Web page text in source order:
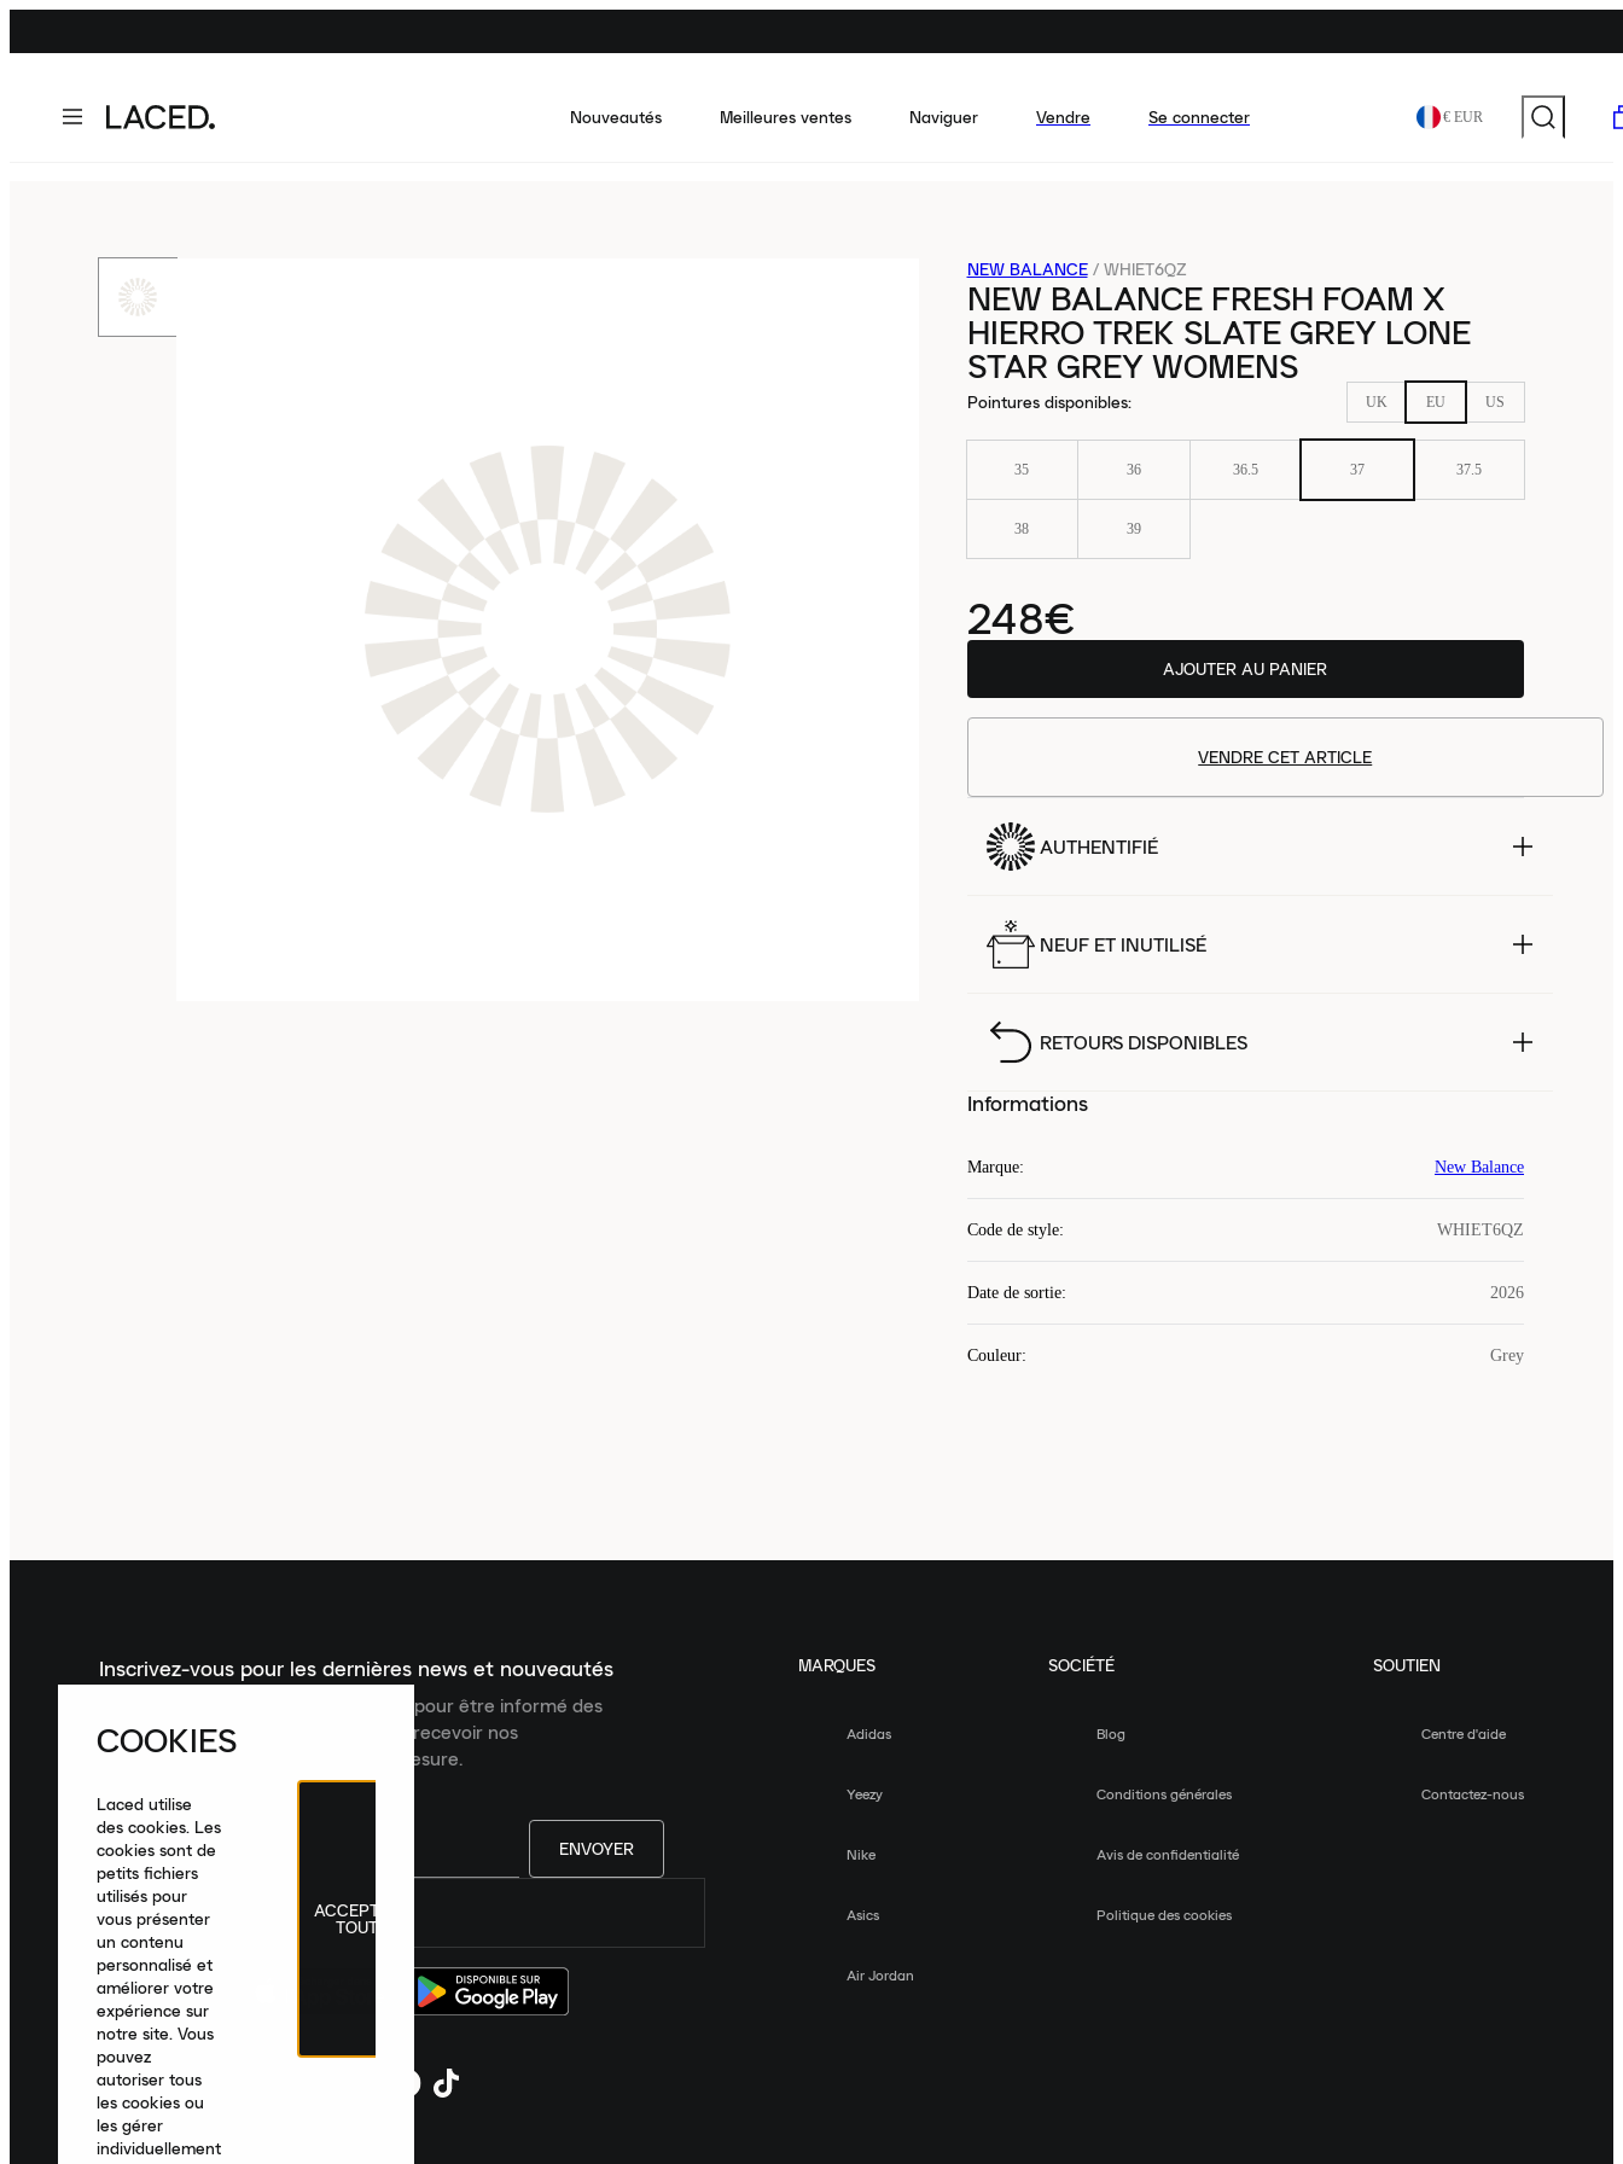
Nouveautés Meilleures ventes Naviguer Vendre Se connecter € EUR
NEW BALANCE / WHIET6QZ
NEW BALANCE FRESH FOAM X
HIERRO TREK SLATE GREY LONE
STAR GREY WOMENS
Pointures disponibles: UK EU US
35 36 36.5 37 37.5
38 39
248€
AJOUTER AU PANIER
VENDRE CET ARTICLE
AUTHENTIFIÉ
NEUF ET INUTILISÉ
RETOURS DISPONIBLES
Informations
Marque: New Balance
Code de style: WHIET6QZ
Date de sortie: 2026
Couleur: Grey
Inscrivez-vous pour les dernières news et nouveautés
Inscrivez-vous à la newsletter Laced pour être informé des
dernières nouveautés, collections et recevoir nos
recommandations de produits sur mesure.
ENVOYER
France|Français
MARQUES
Adidas
Yeezy
Nike
Asics
Air Jordan
SOCIÉTÉ
Blog
Conditions générales
Avis de confidentialité
Politique des cookies
SOUTIEN
Centre d'aide
Contactez-nous
COOKIES
Laced utilise
des cookies. Les
cookies sont de
petits fichiers
utilisés pour
vous présenter
un contenu
personnalisé et
améliorer votre
expérience sur
notre site. Vous
pouvez
autoriser tous
les cookies ou
les gérer
individuellement
ACCEPTER
TOUT